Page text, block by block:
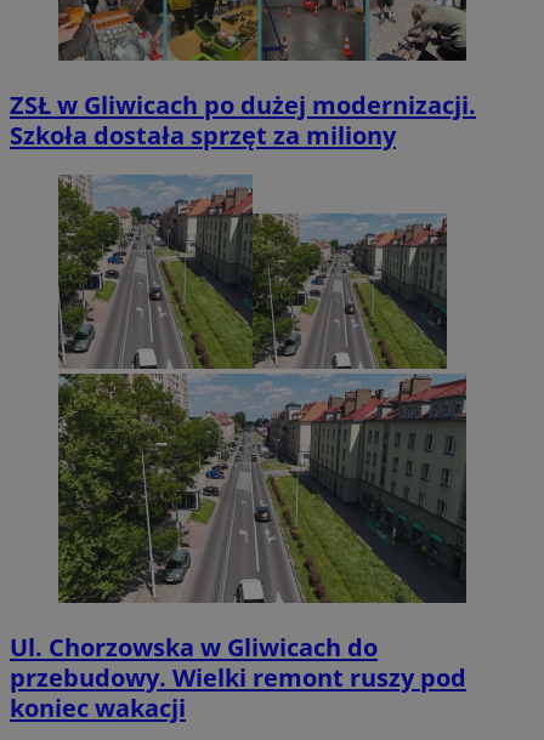
ZSŁ w Gliwicach po dużej modernizacji.
Szkoła dostała sprzęt za miliony
Ul. Chorzowska w Gliwicach do
przebudowy. Wielki remont ruszy pod
koniec wakacji